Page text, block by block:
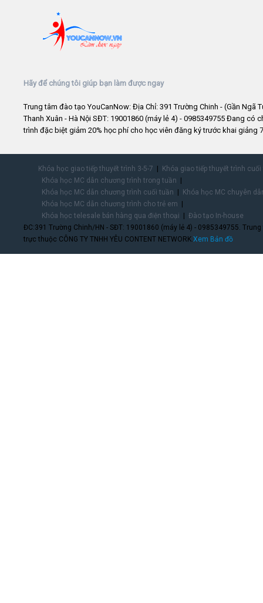
Hãy để chúng tôi giúp bạn làm được ngay
Trung tâm đào tạo YouCanNow: Địa Chỉ: 391 Trường Chinh - (Gần Ngã
Thanh Xuân - Hà Nội SĐT: 19001860 (máy lẻ 4) - 0985349755 Đang có
trình đặc biệt giảm 20% học phí cho học viên đăng ký trước khai giảng
Khóa học giao tiếp thuyết trình 3-5-7
Khóa giao tiếp thuyết trình
Khóa học MC dẫn chương trình trong tuần
Khóa học MC dẫn chương trình cuối tuần
Khóa học MC chuyên
Khóa học MC dẫn chương trình cho trẻ em
Khóa học telesale bán hàng qua điện thoại
Đào tạo In-house
ĐC:391 Trường Chinh/HN - SĐT: 19001860 (máy lẻ 4) - 0985349755.
trực thuộc CÔNG TY TNHH YÊU CONTENT NETWORK.Xem Bản đồ